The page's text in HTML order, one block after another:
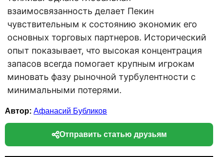
взаимосвязанность делает Пекин
чувствительным к состоянию экономик его
основных торговых партнеров. Исторический
опыт показывает, что высокая концентрация
запасов всегда помогает крупным игрокам
миновать фазу рыночной турбулентности с
минимальными потерями.
Автор: Афанасий Бубликов
Отправить статью друзьям